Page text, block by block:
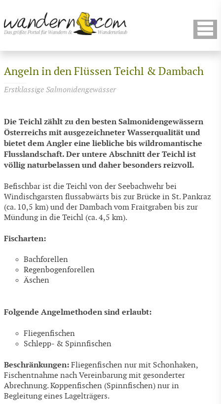
Angeln in den Flüssen Teichl & Dambach
Erstklassige Salmonidengewässer
Die Teichl zählt zu den besten Salmonidengewässern
Österreichs mit ausgezeichneter Wasserqualität und
bietet dem Angler eine liebliche bis wildromantische
Flusslandschaft. Der untere Abschnitt der Teichl ist
völlig naturbelassen und daher besonders reizvoll.
Befischbar ist die Teichl von der Seebachwehr bei
Windischgarsten flussabwärts bis zur Brücke in St. Pankraz
(ca. 10,5 km) und der Dambach vom Fraitgraben bis zur
Mündung in die Teichl (ca. 4,5 km).
Fischarten:
Bachforellen
Regenbogenforellen
Äschen
Folgende Angelmethoden sind erlaubt:
Fliegenfischen
Schlepp- & Spinnfischen
Beschränkungen: Fliegenfischen nur mit Schonhaken,
Fischentnahme nach Vereinbarung mit gesonderter
Abrechnung. Koppenfischen (Spinnfischen) nur in
Begleitung eines Lagelträgers.